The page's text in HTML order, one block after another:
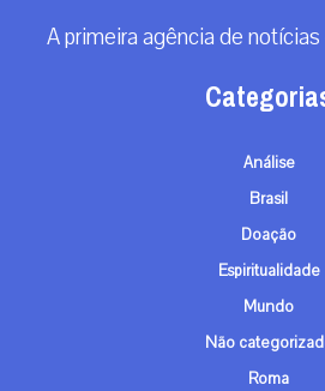
A primeira agência de
Análise
Brasil
Doação
Espiritualidade
Mundo
Não
Roma